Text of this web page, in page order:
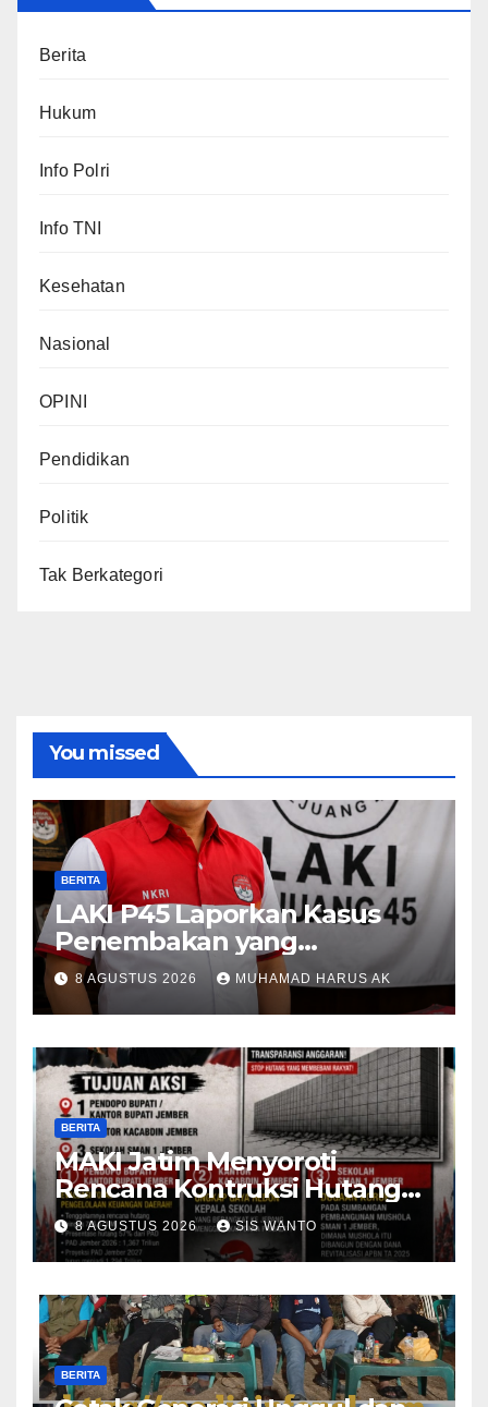
Berita
Hukum
Info Polri
Info TNI
Kesehatan
Nasional
OPINI
Pendidikan
Politik
Tak Berkategori
You missed
BERITA
LAKI P45 Laporkan Kasus
Penembakan yang
Tewaskan Terduga Pencuri
Durian oleh Oknum Pegawai
Lapas Lubuklinggau
8 AGUSTUS 2026 MUHAMAD HARUS AK
BERITA
MAKI Jatim Menyoroti
Rencana Kontruksi Hutang
785 Milyar Menjadi Alaram
Lemahnya Konsep
Pembangunan
8 AGUSTUS 2026 SIS WANTO
BERITA